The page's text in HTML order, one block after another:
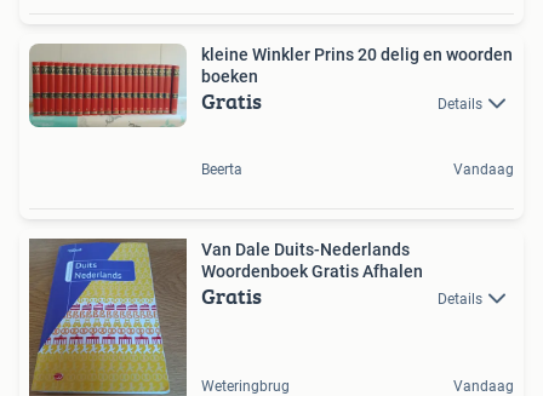
kleine Winkler Prins 20 delig en woorden
boeken
Gratis Details
Beerta Vandaag
Van Dale Duits-Nederlands
Woordenboek Gratis Afhalen
Gratis Details
Weteringbrug Vandaag